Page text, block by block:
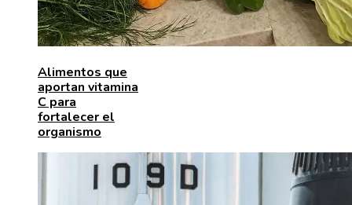
Alimentos que
aportan vitamina
C para
fortalecer el
organismo